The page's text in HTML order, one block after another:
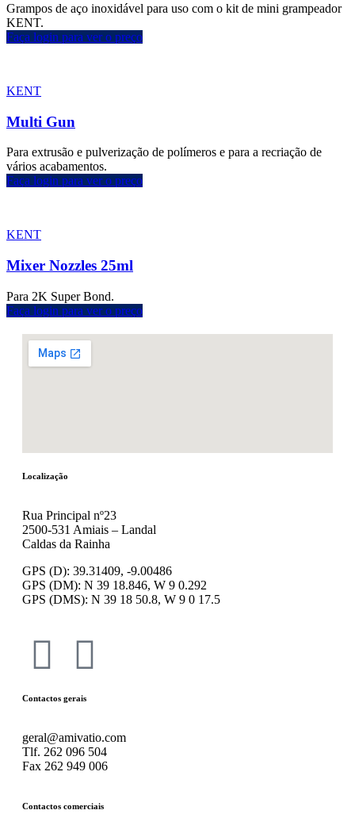
Grampos de aço inoxidável para uso com o kit de mini grampeador
KENT.
Faça login para ver o preço
KENT
Multi Gun
Para extrusão e pulverização de polímeros e para a recriação de
vários acabamentos.
Faça login para ver o preço
KENT
Mixer Nozzles 25ml
Para 2K Super Bond.
Faça login para ver o preço
Localização
Rua Principal nº23
2500-531 Amiais – Landal
Caldas da Rainha
GPS (D): 39.31409, -9.00486
GPS (DM): N 39 18.846, W 9 0.292
GPS (DMS): N 39 18 50.8, W 9 0 17.5
Contactos gerais
geral@amivatio.com
Tlf. 262 096 504
Fax 262 949 006
Contactos comerciais